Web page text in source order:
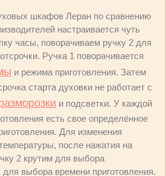
шкафов Леран по сравнению
настраивается чуть
часы, поворачиваем ручку 2 для
Ручка 1 поворачивается
и режима приготовления. Затем
старта духовки не работает с
и подсветки. У каждой
есть свое определённое
Для изменения
после нажатия на
2 крутим для выбора
выбора времени приготовления.